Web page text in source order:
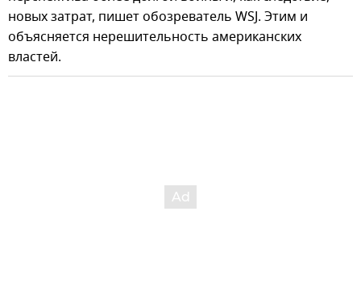
новых затрат, пишет обозреватель WSJ. Этим и
объясняется нерешительность американских
властей.